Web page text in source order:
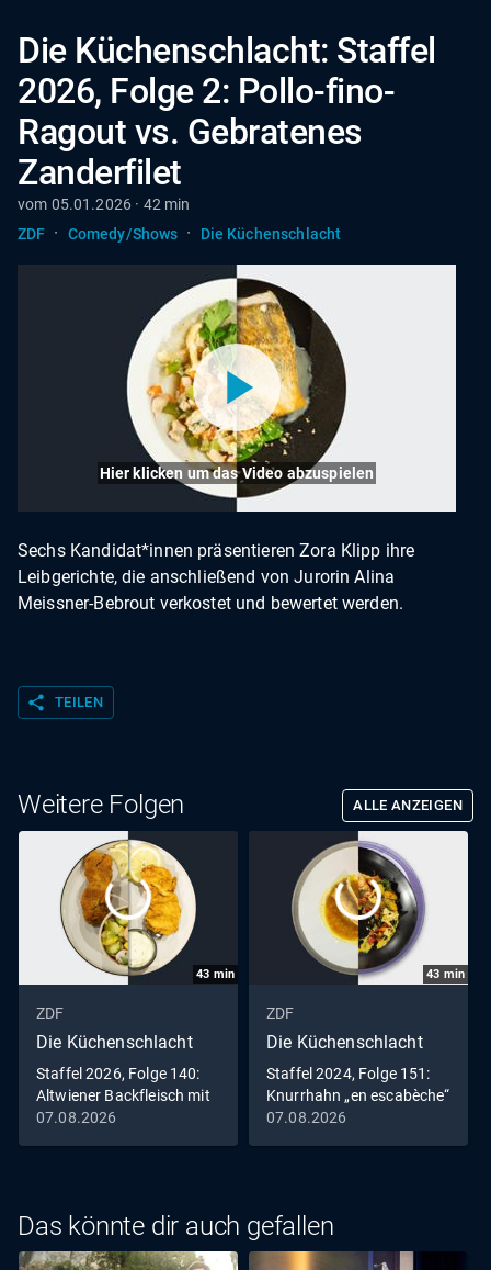
Die Küchenschlacht: Staffel
2026, Folge 2: Pollo-fino-
Ragout vs. Gebratenes
Zanderfilet
vom 05.01.2026 · 42 min
ZDF · Comedy/Shows · Die Küchenschlacht
Hier klicken um das Video abzuspielen
Sechs Kandidat*innen präsentieren Zora Klipp ihre
Leibgerichte, die anschließend von Jurorin Alina
Meissner-Bebrout verkostet und bewertet werden.
share TEILEN
Weitere Folgen ALLE ANZEIGEN
43 min
ZDF
Die Küchenschlacht
Staffel 2026, Folge 140:
Altwiener Backfleisch mit
Remouladensauce
07.08.2026
43 min
ZDF
Die Küchenschlacht
Staffel 2024, Folge 151:
Knurrhahn „en escabèche“
mit zweierlei Blumenkohl
07.08.2026
Das könnte dir auch gefallen